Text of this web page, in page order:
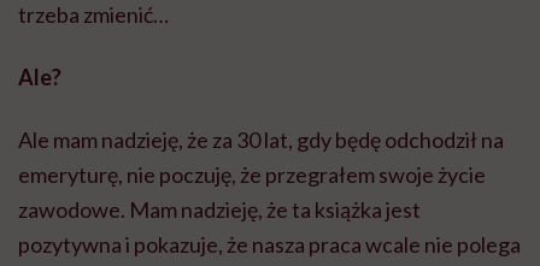
trzeba zmienić…
Ale?
Ale mam nadzieję, że za 30 lat, gdy będę odchodził na
emeryturę, nie poczuję, że przegrałem swoje życie
zawodowe. Mam nadzieję, że ta książka jest
pozytywna i pokazuje, że nasza praca wcale nie polega